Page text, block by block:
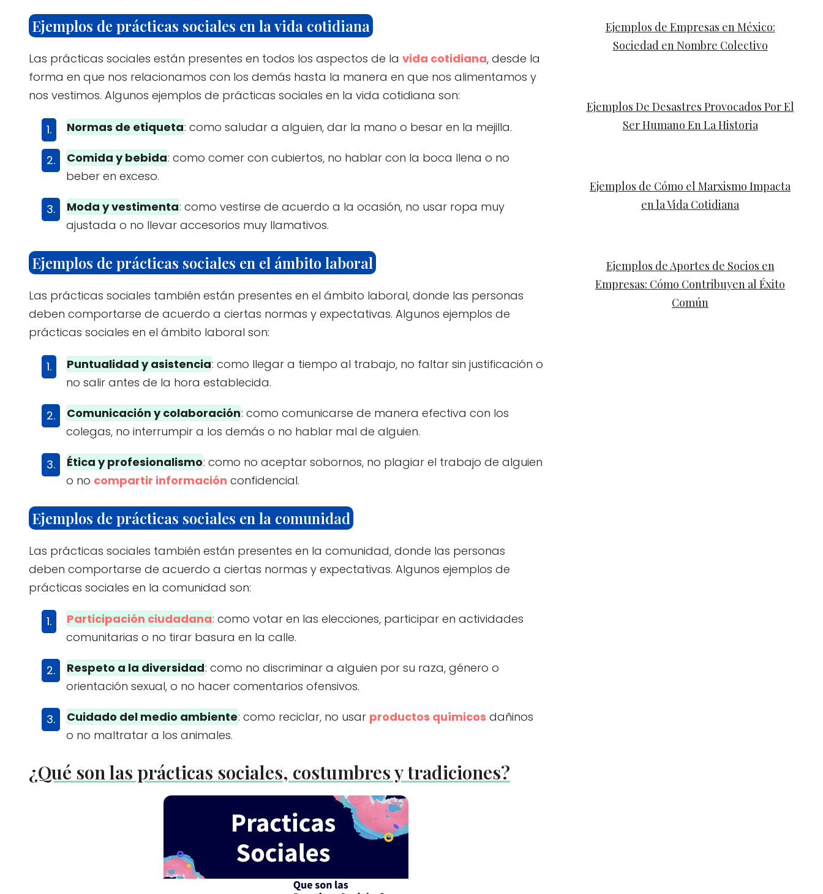
Ejemplos de prácticas sociales en la vida cotidiana
Las prácticas sociales están presentes en todos los aspectos de la vida cotidiana, desde la
forma en que nos relacionamos con los demás hasta la manera en que nos alimentamos y
nos vestimos. Algunos ejemplos de prácticas sociales en la vida cotidiana son:
Normas de etiqueta: como saludar a alguien, dar la mano o besar en la mejilla.
Comida y bebida: como comer con cubiertos, no hablar con la boca llena o no
beber en exceso.
Moda y vestimenta: como vestirse de acuerdo a la ocasión, no usar ropa muy
ajustada o no llevar accesorios muy llamativos.
Ejemplos de prácticas sociales en el ámbito laboral
Las prácticas sociales también están presentes en el ámbito laboral, donde las personas
deben comportarse de acuerdo a ciertas normas y expectativas. Algunos ejemplos de
prácticas sociales en el ámbito laboral son:
Puntualidad y asistencia: como llegar a tiempo al trabajo, no faltar sin justificación o
no salir antes de la hora establecida.
Comunicación y colaboración: como comunicarse de manera efectiva con los
colegas, no interrumpir a los demás o no hablar mal de alguien.
Ética y profesionalismo: como no aceptar sobornos, no plagiar el trabajo de alguien
o no compartir información confidencial.
Ejemplos de prácticas sociales en la comunidad
Las prácticas sociales también están presentes en la comunidad, donde las personas
deben comportarse de acuerdo a ciertas normas y expectativas. Algunos ejemplos de
prácticas sociales en la comunidad son:
Participación ciudadana: como votar en las elecciones, participar en actividades
comunitarias o no tirar basura en la calle.
Respeto a la diversidad: como no discriminar a alguien por su raza, género o
orientación sexual, o no hacer comentarios ofensivos.
Cuidado del medio ambiente: como reciclar, no usar productos químicos dañinos
o no maltratar a los animales.
¿Qué son las prácticas sociales, costumbres y tradiciones?
Ejemplos de Empresas en México:
Sociedad en Nombre Colectivo
Ejemplos De Desastres Provocados Por El
Ser Humano En La Historia
Ejemplos de Cómo el Marxismo Impacta
en la Vida Cotidiana
Ejemplos de Aportes de Socios en
Empresas: Cómo Contribuyen al Éxito
Común